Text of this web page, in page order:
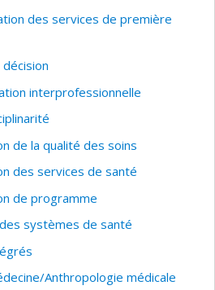
des services de première
interprofessionnelle
de la qualité des soins
des services de santé
de programme
systèmes de santé
Anthropologie médicale